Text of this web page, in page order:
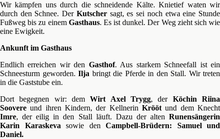
Wir kämpfen uns durch die schneidende Kälte. Knietief waten wir
durch den Schnee. Der Kutschersagt, es sei noch etwa eine Stunde
Fußweg bis zu einem Gasthaus. Es ist dunkel. Der Weg zieht sich wie
eine Ewigkeit.
Ankunft im Gasthaus
Endlich erreichen wir den Gasthof. Aus starkem Schneefall ist ein
Schneesturm geworden. Ilja bringt die Pferde in den Stall. Wir treten
in die Gaststube ein.
Dort begegnen wir: demWirt Axel Trygg, der Köchin Riina
Soovereund ihren Kindern, der KellnerinKröötund dem Knecht
Imre, der eilig in den Stall läuft. Dazu der alten Runensängerin
Karin Karaskeva sowie den Campbell-Brüdern: Samuel und
Daniel.